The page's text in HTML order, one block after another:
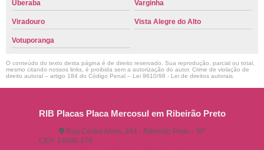
Uberaba Varginha
Viradouro Vista Alegre do Alto
Votuporanga
O conteúdo do texto desta página é de direito reservado. Sua reprodução, parcial ou total,
mesmo citando nossos links, é proibida sem a autorização do autor. Crime de violação de
direito autoral – artigo 184 do Código Penal – Lei 9610/98 - Lei de direitos autorais
RIB Placas Placa Mercosul em Ribeirão Preto
Rua Castro Alves, 244 - Ribeirão Preto - SP
CEP: 14080-370